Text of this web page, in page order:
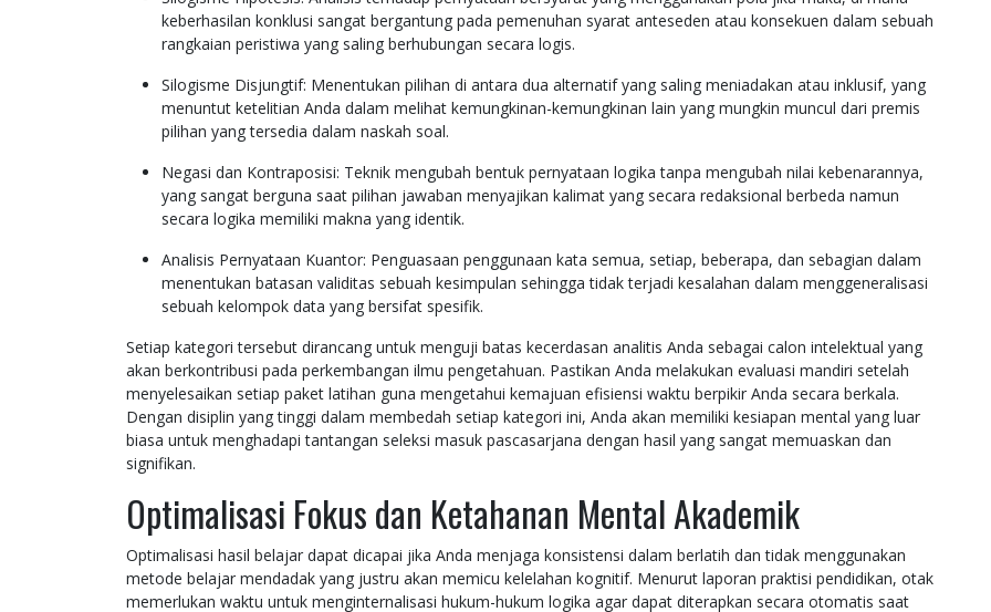
keberhasilan konklusi sangat bergantung pada pemenuhan syarat anteseden atau konsekuen dalam sebuah
rangkaian peristiwa yang saling berhubungan secara logis.
Silogisme Disjungtif: Menentukan pilihan di antara dua alternatif yang saling meniadakan atau inklusif, yang
menuntut ketelitian Anda dalam melihat kemungkinan-kemungkinan lain yang mungkin muncul dari premis
pilihan yang tersedia dalam naskah soal.
Negasi dan Kontraposisi: Teknik mengubah bentuk pernyataan logika tanpa mengubah nilai kebenarannya,
yang sangat berguna saat pilihan jawaban menyajikan kalimat yang secara redaksional berbeda namun
secara logika memiliki makna yang identik.
Analisis Pernyataan Kuantor: Penguasaan penggunaan kata semua, setiap, beberapa, dan sebagian dalam
menentukan batasan validitas sebuah kesimpulan sehingga tidak terjadi kesalahan dalam menggeneralisasi
sebuah kelompok data yang bersifat spesifik.
Setiap kategori tersebut dirancang untuk menguji batas kecerdasan analitis Anda sebagai calon intelektual yang
akan berkontribusi pada perkembangan ilmu pengetahuan. Pastikan Anda melakukan evaluasi mandiri setelah
menyelesaikan setiap paket latihan guna mengetahui kemajuan efisiensi waktu berpikir Anda secara berkala.
Dengan disiplin yang tinggi dalam membedah setiap kategori ini, Anda akan memiliki kesiapan mental yang luar
biasa untuk menghadapi tantangan seleksi masuk pascasarjana dengan hasil yang sangat memuaskan dan
signifikan.
Optimalisasi Fokus dan Ketahanan Mental Akademik
Optimalisasi hasil belajar dapat dicapai jika Anda menjaga konsistensi dalam berlatih dan tidak menggunakan
metode belajar mendadak yang justru akan memicu kelelahan kognitif. Menurut laporan praktisi pendidikan, otak
memerlukan waktu untuk menginternalisasi hukum-hukum logika agar dapat diterapkan secara otomatis saat